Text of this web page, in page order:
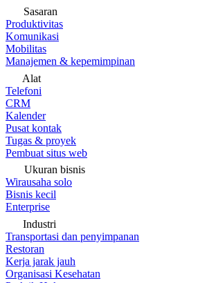
Sasaran
Produktivitas
Komunikasi
Mobilitas
Manajemen & kepemimpinan
Alat
Telefoni
CRM
Kalender
Pusat kontak
Tugas & proyek
Pembuat situs web
Ukuran bisnis
Wirausaha solo
Bisnis kecil
Enterprise
Industri
Transportasi dan penyimpanan
Restoran
Kerja jarak jauh
Organisasi Kesehatan